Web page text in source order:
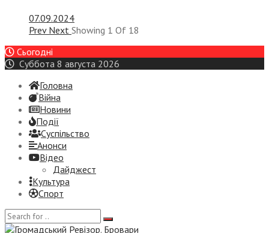
07.09.2024
Prev Next Showing 1 Of 18
Сьогодні
Суббота 8 августа 2026
Головна
Війна
Новини
Події
Суспiльство
Анонси
Відео
Дайджест
Культура
Спорт